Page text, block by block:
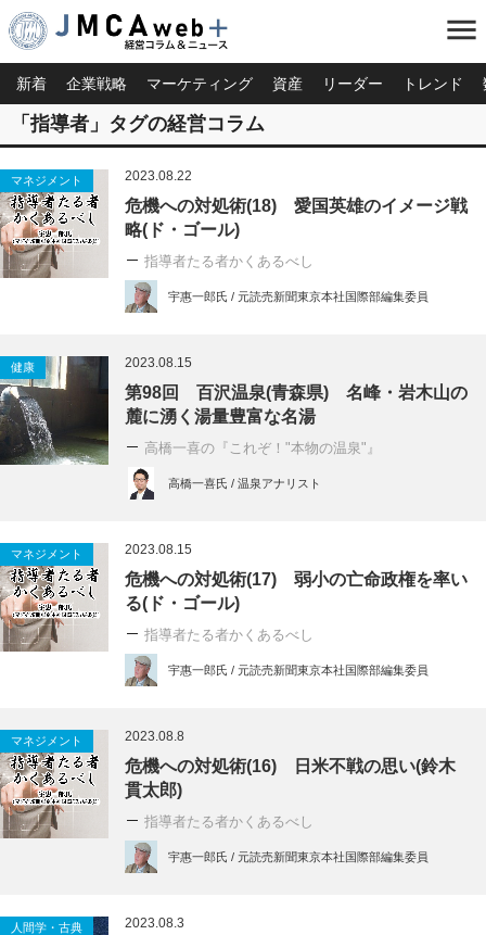
menu
新着 企業戦略 マーケティング 資産 リーダー トレンド
「指導者」タグの経営コラム
マネジメント 2023.08.22
危機への対処術(18) 愛国英雄のイメージ戦
略(ド・ゴール)
指導者たる者かくあるべし
宇惠一郎氏 / 元読売新聞東京本社国際部編集委員
健康 2023.08.15
第98回 百沢温泉(青森県) 名峰・岩木山の
麓に湧く湯量豊富な名湯
高橋一喜の『これぞ！"本物の温泉"』
高橋一喜氏 / 温泉アナリスト
マネジメント 2023.08.15
危機への対処術(17) 弱小の亡命政権を率い
る(ド・ゴール)
指導者たる者かくあるべし
宇惠一郎氏 / 元読売新聞東京本社国際部編集委員
マネジメント 2023.08.8
危機への対処術(16) 日米不戦の思い(鈴木
貫太郎)
指導者たる者かくあるべし
宇惠一郎氏 / 元読売新聞東京本社国際部編集委員
人間学・古典 2023.08.3